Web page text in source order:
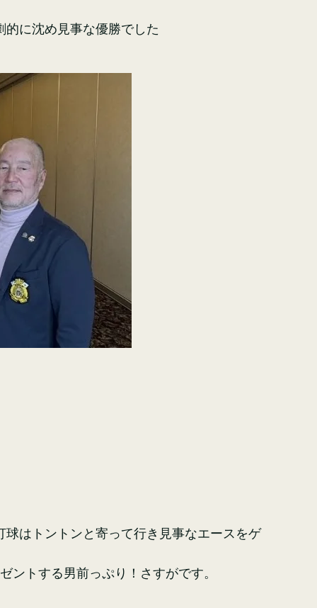
に沈め見事な優勝でした
はトントンと寄って行き見事なエースをゲ
ントする男前っぷり！さすがです。